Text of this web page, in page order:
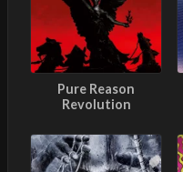
Pure Reason
Revolution